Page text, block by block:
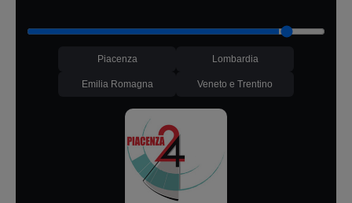
Piacenza Lombardia
Emilia Romagna Veneto e Trentino